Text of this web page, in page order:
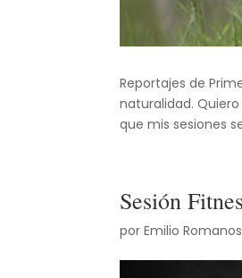
Reportajes de
naturalidad.
que mis sesiones
Sesión
porEmilio Romanos